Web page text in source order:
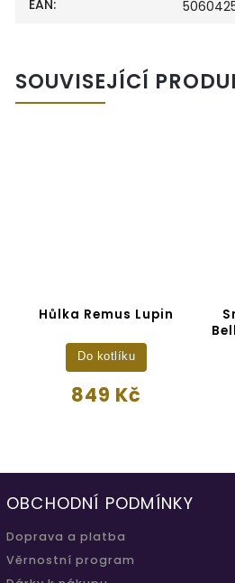
EAN:
SOUVISEJÍCÍ
Hůlka Remus Lupin
849 Kč
Do kotlíku
OBCHODNÍ PODMÍNKY
Doprava a platba
Věrnostní program